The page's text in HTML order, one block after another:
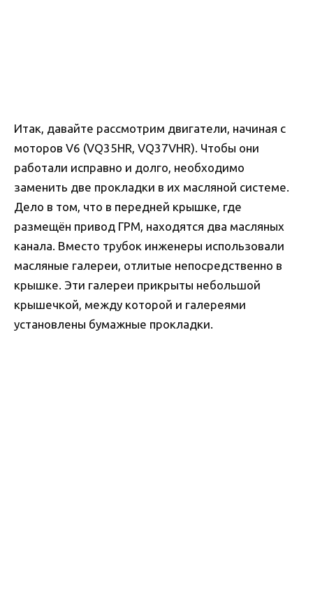
Итак, давайте рассмотрим двигатели, начиная с
моторов V6 (VQ35HR, VQ37VHR). Чтобы они
работали исправно и долго, необходимо
заменить две прокладки в их масляной системе.
Дело в том, что в передней крышке, где
размещён привод ГРМ, находятся два масляных
канала. Вместо трубок инженеры использовали
масляные галереи, отлитые непосредственно в
крышке. Эти галереи прикрыты небольшой
крышечкой, между которой и галереями
установлены бумажные прокладки.